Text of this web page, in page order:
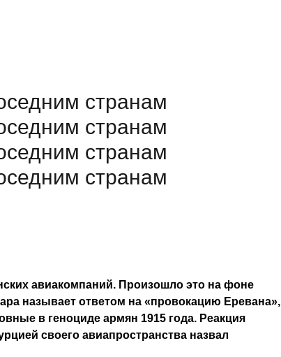
странам
странам
странам
странам
авиакомпаний. Произошло это на фоне
называет ответом на «провокацию Еревана»,
в геноциде армян 1915 года. Реакция
своего авиапространства назвал